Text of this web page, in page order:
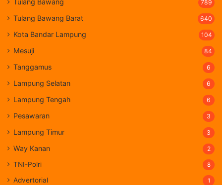
789
Tulang Bawang Barat 640
Kota Bandar Lampung 104
Mesuji 84
Tanggamus 6
Lampung Selatan 6
Lampung Tengah 6
Pesawaran 3
Lampung Timur 3
Way Kanan 2
TNI-Polri 8
Advertorial 1